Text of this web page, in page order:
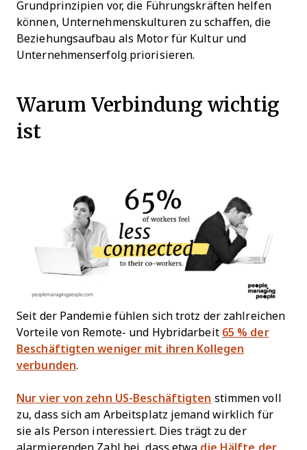
Grundprinzipien vor, die Führungskräften helfen
können, Unternehmenskulturen zu schaffen, die
Beziehungsaufbau als Motor für Kultur und
Unternehmenserfolg priorisieren.
Warum Verbindung wichtig
ist
Seit der Pandemie fühlen sich trotz der zahlreichen
Vorteile von Remote- und Hybridarbeit 65 % der
Beschäftigten weniger mit ihren Kollegen
verbunden.
Nur vier von zehn US-Beschäftigten stimmen voll
zu, dass sich am Arbeitsplatz jemand wirklich für
sie als Person interessiert. Dies trägt zu der
alarmierenden Zahl bei, dass etwa die Hälfte der